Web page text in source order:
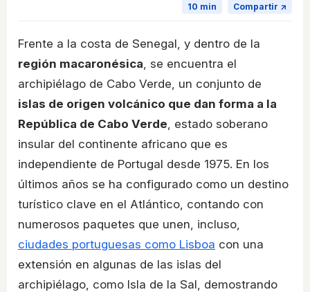
10 min
Compartir ↗
Frente a la costa de Senegal, y dentro de la
región macaronésica , se encuentra el
archipiélago de Cabo Verde, un conjunto de
islas de origen volcánico que dan forma a la
República de Cabo Verde , estado soberano
insular del continente africano que es
independiente de Portugal desde 1975. En los
últimos años se ha configurado como un destino
turístico clave en el Atlántico, contando con
numerosos paquetes que unen, incluso,
ciudades portuguesas como Lisboa con una
extensión en algunas de las islas del
archipiélago, como Isla de la Sal, demostrando